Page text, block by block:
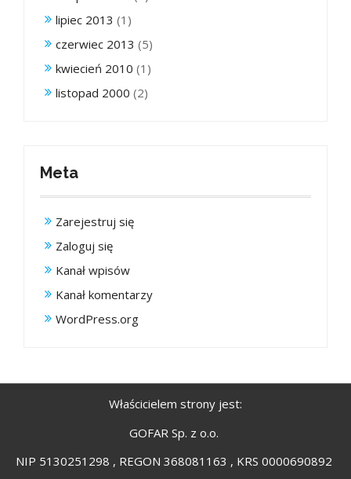
lipiec 2013 (1)
czerwiec 2013 (5)
kwiecień 2010 (1)
listopad 2000 (2)
Meta
Zarejestruj się
Zaloguj się
Kanał wpisów
Kanał komentarzy
WordPress.org
Właścicielem strony jest:
GOFAR Sp. z o.o.
NIP 5130251298 , REGON 368081163 , KRS 0000690892